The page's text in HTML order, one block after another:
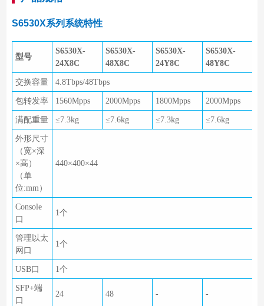
S6530X系列系统特性
型号
S6530X-
24X8C
S6530X-
48X8C
S6530X-
24Y8C
S6530X-
48Y8C
交换容量 4.8Tbps/48Tbps
包转发率 1560Mpps 2000Mpps 1800Mpps 2000Mpps
满配重量 ≤7.3kg ≤7.6kg ≤7.3kg ≤7.6kg
外形尺寸
（宽×深
×高）
（单
位:mm）
440×400×44
Console
口
1个
管理以太
网口
1个
USB口 1个
SFP+端
口
24 48 - -